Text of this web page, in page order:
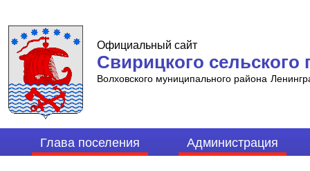
Официальный сайт
Свирицкого сельского
Волховского муниципального района
Глава поселения Администрация